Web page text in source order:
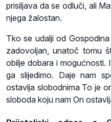
prisiljava da se odluči, ali
njega žalostan.
Tko se udalji od
zadovoljan, unatoč tomu
obilje dobara i mogućnosti.
ga slijedimo. Daje nam
ostavlja slobodnima To je
sloboda koju nam On